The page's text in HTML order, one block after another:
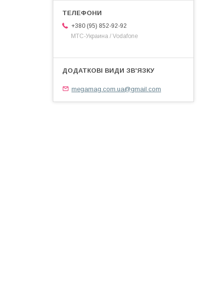
+380 (95) 852-92-92
МТС-Украина / Vodafone
megamag.com.ua@gmail.com